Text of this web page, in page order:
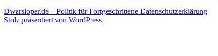
Dwarsloper.de – Politik für Fortgeschrittene Datenschutzerklärung
Stolz präsentiert von WordPress.